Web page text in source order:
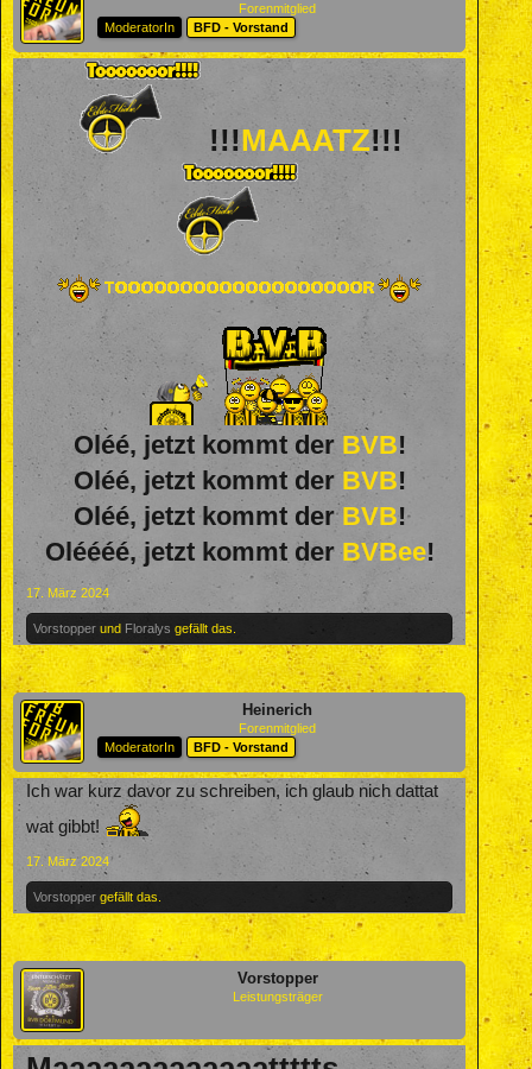
Forenmitglied
ModeratorIn
BFD - Vorstand
!!!MAAATZ!!!
Oléé, jetzt kommt der BVB!
Oléé, jetzt kommt der BVB!
Oléé, jetzt kommt derBVB!
Oléééé, jetzt kommt derBVBee!
17. März 2024
Vorstopper und Floralys gefällt das.
Heinerich
Forenmitglied
ModeratorIn
BFD - Vorstand
Ich war kurz davor zu schreiben, ich glaub nich dattat
wat gibbt!
17. März 2024
Vorstopper gefällt das.
Vorstopper
Leistungsträger